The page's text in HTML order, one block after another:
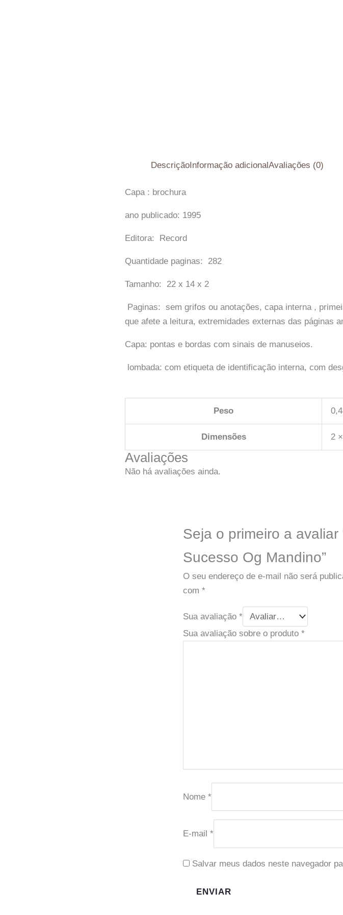
DescriçãoInformação adicionalAvaliações (0)
Capa : brochura
ano publicado: 1995
Editora: Record
Quantidade paginas: 282
Tamanho: 22 x 14 x 2
Paginas: sem grifos ou anotações, capa interna ,
que afete a leitura, extremidades externas das páginas
Capa: pontas e bordas com sinais de manuseios.
lombada: com etiqueta de identificação interna, com
Peso
Dimensões 2
Avaliações
Não há avaliações ainda.
Seja o primeiro a avaliar
Sucesso Og Mandino”
O seu endereço de e-mail não será
com *
Sua avaliação *
Sua avaliação sobre o produto *
Nome *
E-mail *
Salvar meus dados neste navegador